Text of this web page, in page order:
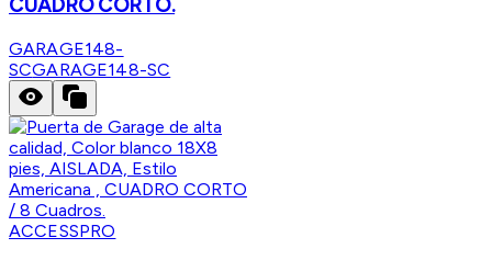
CUADRO CORTO.
GARAGE148-
SCGARAGE148-SC
ACCESSPRO